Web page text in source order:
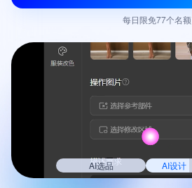
每日限免77个名额
AI选品 AI设计